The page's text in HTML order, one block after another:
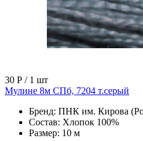
30 Р / 1 шт
Мулине 8м СПб, 7204 т.серый
Бренд: ПНК им. Кирова
Состав: Хлопок 100%
Размер: 10 м